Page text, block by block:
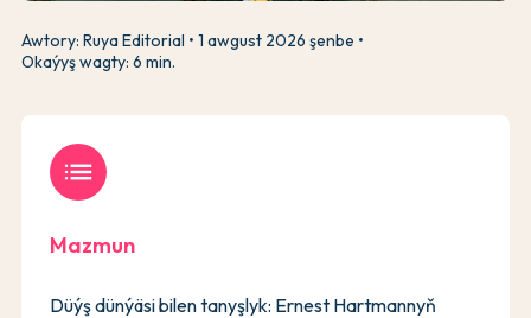
Awtory: Ruya Editorial
1 awgust 2026 şenbe
Okaýyş wagty: 6 min.
list
Mazmun
Düýş dünýäsi bilen tanyşlyk: Ernest Hartmannyň